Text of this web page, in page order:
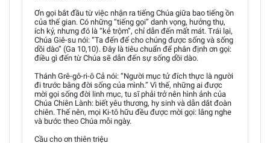
Ơn gọi bắt đầu từ việc nhận ra tiếng Chúa giữa bao tiếng ồn
của thế gian. Có những “tiếng gọi” danh vọng, hưởng thụ,
ích kỷ, nhưng đó là “kẻ trộm”, chỉ dẫn đến mất mát. Trái lại,
Chúa Giê-su nói: “Ta đến để cho chúng được sống và sống
dồi dào” (Ga 10,10). Đây là tiêu chuẩn để phân định ơn gọi:
điều gì đến từ Chúa sẽ dẫn đến sự sống dồi dào.
Thánh Grê-gô-ri-ô Cả nói: “Người mục tử đích thực là người
đi trước bằng đời sống của mình.” Vì thế, những ai được
mời gọi sống đời linh mục, tu sĩ phải trở nên hình ảnh của
Chúa Chiên Lành: biết yêu thương, hy sinh và dẫn dắt đoàn
chiên. Thế nên, mọi Ki-tô hữu đều được mời gọi: lắng nghe
và bước theo Chúa mỗi ngày.
Cầu cho ơn thiên triệu